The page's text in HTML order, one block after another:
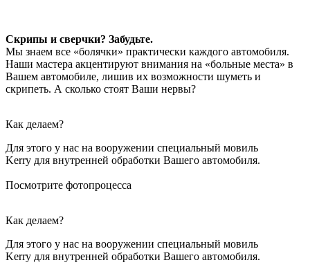
Скрипы и сверчки? Забудьте.
Мы знаем все «болячки» практически каждого автомобиля.
Наши мастера акцентируют внимания на «больные места» в
Вашем автомобиле, лишив их возможности шуметь и
скрипеть. А сколько стоят Ваши нервы?
Как делаем?
Для этого у нас на вооружении специальный мовиль
Kerry для внутренней обработки Вашего автомобиля.
Посмотрите фотопроцесса
Как делаем?
Для этого у нас на вооружении специальный мовиль
Kerry для внутренней обработки Вашего автомобиля.